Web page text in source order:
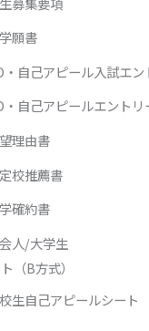
願書
・自己アピール入試エン
・自己アピールエント
理由書
校推薦書
確約書
人/大学生
（B方式）
生自己アピールシート